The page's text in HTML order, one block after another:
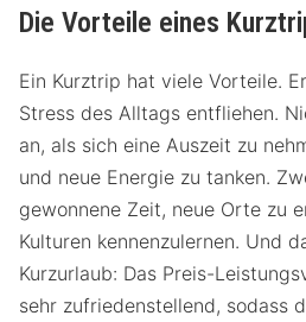
Die Vorteile eines
Ein Kurztrip hat viele Vorteile.
Stress des Alltags entfliehen.
an, als sich eine Auszeit zu
und neue Energie zu tanken.
gewonnene Zeit, neue Orte zu
Kulturen kennenzulernen. Und
Kurzurlaub: Das Preis-
sehr zufriedenstellend, sodass